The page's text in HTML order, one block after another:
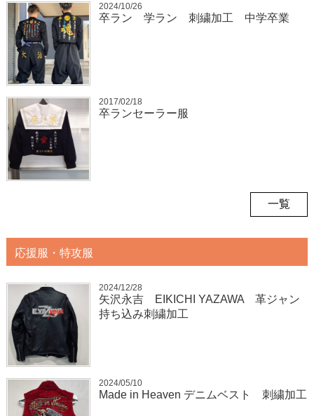
2024/10/26
卒ラン 学ラン 刺繍加工 中学卒業
2017/02/18
卒ランセーラー服
一覧
応援服・特攻服
2024/12/28
矢沢永吉 EIKICHI YAZAWA 革ジャン
持ち込み刺繍加工
2024/05/10
Made in Heaven デニムベスト 刺繍加工